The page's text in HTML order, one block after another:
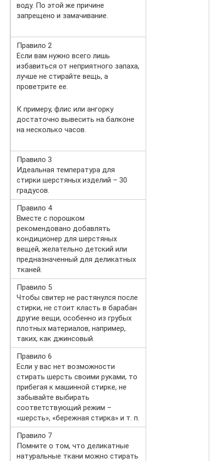
воду. По этой же причине
запрещено и замачивание.
Правило 2
Если вам нужно всего лишь
избавиться от неприятного запаха,
лучше не стирайте вещь, а
проветрите ее.
К примеру, флис или ангорку
достаточно вывесить на балконе
на несколько часов.
Правило 3
Идеальная температура для
стирки шерстяных изделий – 30
градусов.
Правило 4
Вместе с порошком
рекомендовано добавлять
кондиционер для шерстяных
вещей, желательно детский или
предназначенный для деликатных
тканей.
Правило 5
Чтобы свитер не растянулся после
стирки, не стоит класть в барабан
другие вещи, особенно из грубых
плотных материалов, например,
таких, как джинсовый.
Правило 6
Если у вас нет возможности
стирать шерсть своими руками, то
прибегая к машинной стирке, не
забывайте выбирать
соответствующий режим –
«шерсть», «бережная стирка» и т. п.
Правило 7
Помните о том, что деликатные
натуральные ткани можно стирать